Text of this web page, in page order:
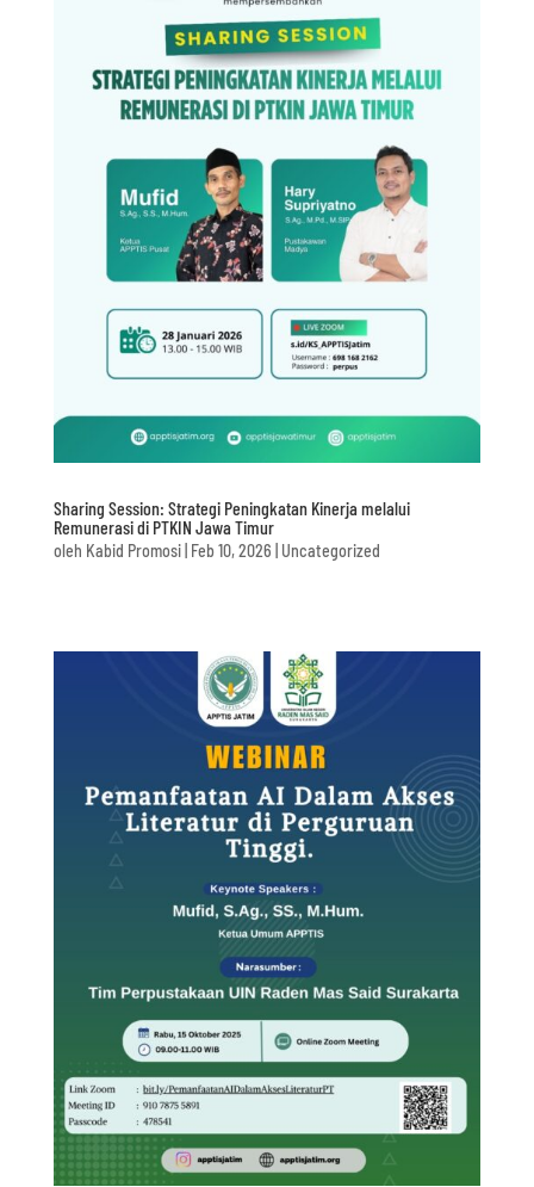
Sharing Session: Strategi Peningkatan Kinerja melalui
Remunerasi di PTKIN Jawa Timur
oleh Kabid Promosi| Feb 10, 2026 Uncategorized